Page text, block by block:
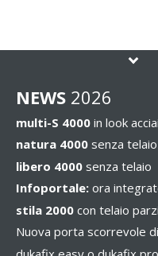
NEWS 2026
multi-S 4000 in look
natura 4000 senza telaio
libero 4000 senza telaio
Infoportale: ora
stila 2000 con telaio
Nuova porta scorrevole di